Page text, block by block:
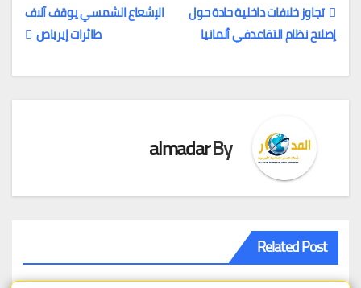
تصفّح
المقالات
الإشعاع الشمسي يوقف آلاف
طائرات إيرباص
تجاوز خلافات داخلية حادة حول
إصلاح نظام التقاعدفي ألمانيا
By
almadar
Related Post